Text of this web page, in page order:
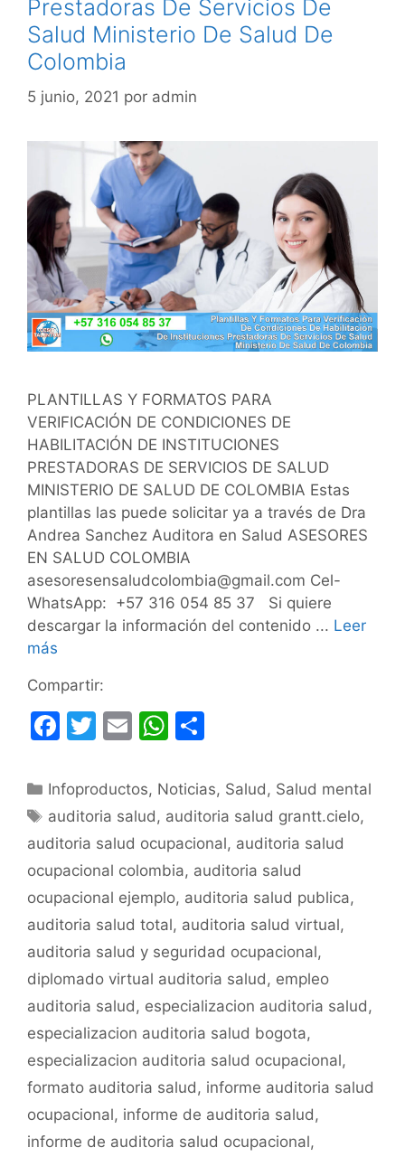
Prestadoras De Servicios De
Salud Ministerio De Salud De
Colombia
5 junio, 2021 por admin
PLANTILLAS Y FORMATOS PARA
VERIFICACIÓN DE CONDICIONES DE
HABILITACIÓN DE INSTITUCIONES
PRESTADORAS DE SERVICIOS DE SALUD
MINISTERIO DE SALUD DE COLOMBIA Estas
plantillas las puede solicitar ya a través de Dra
Andrea Sanchez Auditora en Salud ASESORES
EN SALUD COLOMBIA
asesoresensaludcolombia@gmail.com Cel-
WhatsApp: +57 316 054 85 37 Si quiere
descargar la información del contenido ... Leer
más
Compartir:
F
c
e
b
o
o
k
T
itt
er
E
ai
l
W
at
s
A
p
p
m
p
ar
tir
Categorías
Infoproductos, Noticias, Salud , Salud mental
Etiquetas
auditoria salud , auditoria salud grantt.cielo,
auditoria salud ocupacional, auditoria salud
ocupacional colombia, auditoria salud
ocupacional ejemplo, auditoria salud publica,
auditoria salud total, auditoria salud virtual,
auditoria salud y seguridad ocupacional,
diplomado virtual auditoria salud , empleo
auditoria salud , especializacion auditoria salud ,
especializacion auditoria salud bogota,
especializacion auditoria salud ocupacional,
formato auditoria salud , informe auditoria salud
ocupacional, informe de auditoria salud ,
informe de auditoria salud ocupacional,